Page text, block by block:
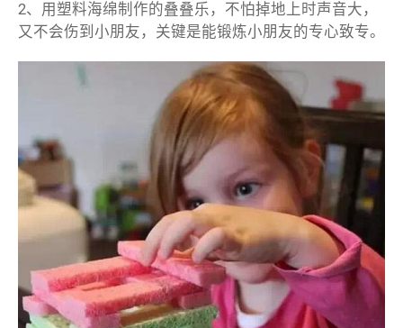
2、用塑料海绵制作的叠叠乐，不怕掉地上时声音大，
又不会伤到小朋友，关键是能锻炼小朋友的专心致专。